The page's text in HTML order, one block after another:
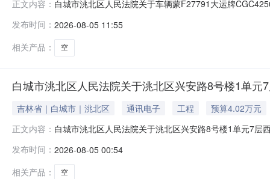
正文内容： 白城市洮北区人民法院关于车辆蒙F27791大运牌
参见全国法院页面：https://sf.taobao.com/court_list.htm
发布时间： 2026-08-05 11:55
相关产品：
空
白城市洮北区人民法院关于洮北区兴安路8号楼1单元
吉林省｜白城市｜洮北区 通讯电子 工程
预算4.02万元
正文内容： 白城市洮北区人民法院关于洮北区兴安路8号楼1单元7
https://sf.taobao.com/court_list.htm），现公告如下：一
发布时间： 2026-08-05 00:54
相关产品：
空